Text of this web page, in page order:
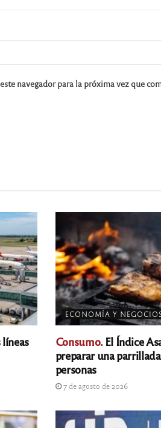
ECONOMÍA Y NEGOCIOS
Consumo.El Índice
preparar una
personas
7 de agosto de 2026
navegador para la próxima vez que